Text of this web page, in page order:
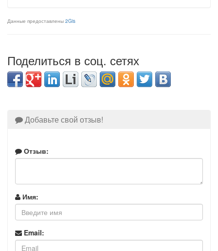
Данные предоставлены 2Gis
Поделиться в соц. сетях
Добавьте свой отзыв!
Отзыв:
Имя:
Email: